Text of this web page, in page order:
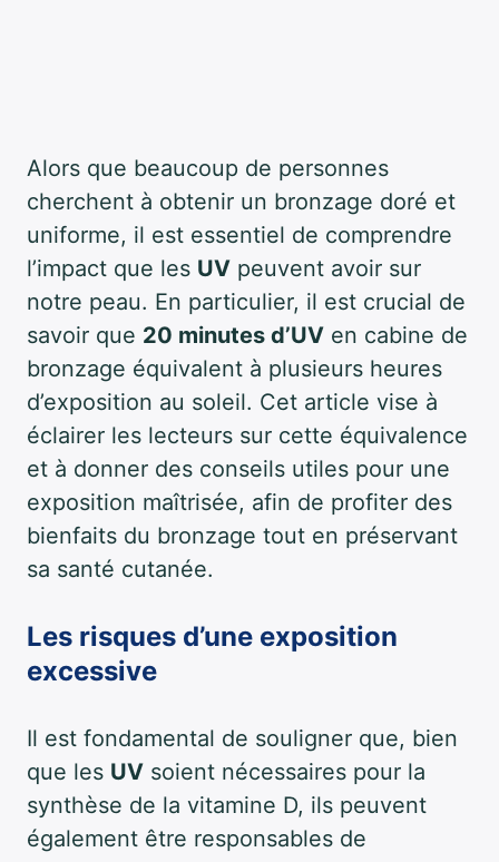
Alors que beaucoup de personnes
cherchent à obtenir un bronzage doré et
uniforme, il est essentiel de comprendre
l’impact que les UV peuvent avoir sur
notre peau. En particulier, il est crucial de
savoir que 20 minutes d’UV en cabine de
bronzage équivalent à plusieurs heures
d’exposition au soleil. Cet article vise à
éclairer les lecteurs sur cette équivalence
et à donner des conseils utiles pour une
exposition maîtrisée, afin de profiter des
bienfaits du bronzage tout en préservant
sa santé cutanée.
Les risques d’une exposition
excessive
Il est fondamental de souligner que, bien
que les UV soient nécessaires pour la
synthèse de la vitamine D, ils peuvent
également être responsables de